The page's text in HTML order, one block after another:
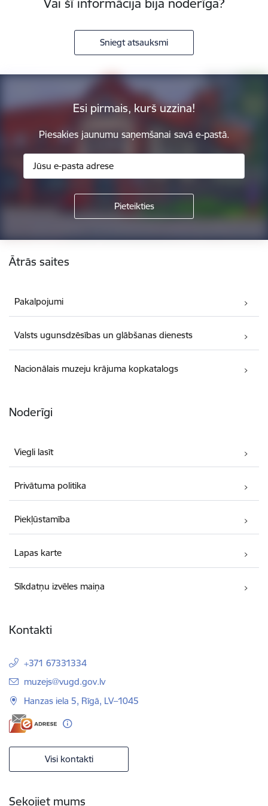
Sniegt atsauksmi
Esi pirmais, kurš uzzina!
Piesakies jaunumu saņemšanai savā e-pastā.
Ātrās saites
Pakalpojumi
Valsts ugunsdzēsības un glābšanas dienests
Nacionālais muzeju krājuma kopkatalogs
Noderīgi
Viegli lasīt
Privātuma politika
Piekļūstamība
Lapas karte
Sīkdatņu izvēles maiņa
Kontakti
+371 67331334
E-pasts:
muzejs@vugd.gov.lv
Hanzas iela 5, Rīgā, LV–1045
Visi kontakti
Sekojiet mums